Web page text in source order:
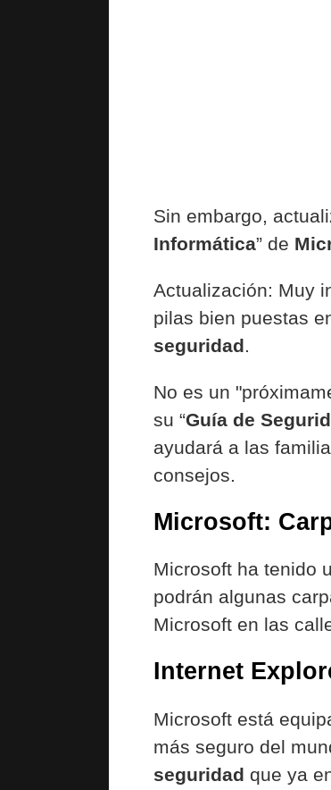
Sin embargo,
Informática” de
Actualización: Muy
pilas bien puestas
seguridad.
No es un
su “Guía de
ayudará a las
consejos.
Microsoft:
Microsoft ha tenido
podrán algunas
Microsoft en las
Internet
Microsoft está
más seguro del
seguridad que ya